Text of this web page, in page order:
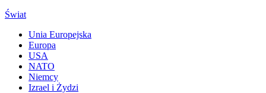
Świat
Unia Europejska
Europa
USA
NATO
Niemcy
Izrael i Żydzi